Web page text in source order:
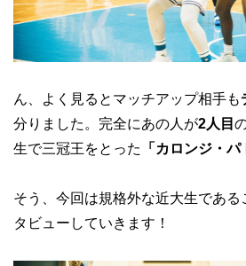
ん、よく見るとマッチアップ相手も
分りました。完全にあの人が2人目
生で三冠王をとった
「カロンジ・パ
そう、今回は規格外な近大生であ
タビューしていきます！